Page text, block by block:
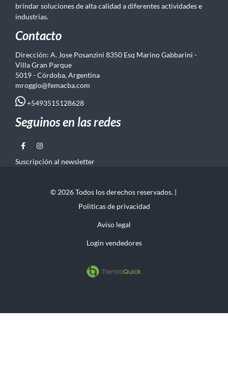
brindar soluciones de alta calidad a diferentes actividades e
industrias.
Contacto
Dirección: A. Jose Posanzini 8350 Esq Marino Gabbarini -
Villa Gran Parque
5019 - Córdoba, Argentina
mroggio@femacba.com
+5493515128628
Seguinos en las redes
Suscripción al newsletter
© 2026 Todos los derechos reservados. |
Politicas de privacidad
Aviso legal
Login vendedores